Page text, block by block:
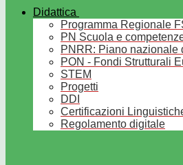
Didattica
Programma Regionale
PN Scuola e
PNRR: Piano nazionale
PON - Fondi Strutturali
STEM
Progetti
DDI
Certificazioni
Regolamento digitale